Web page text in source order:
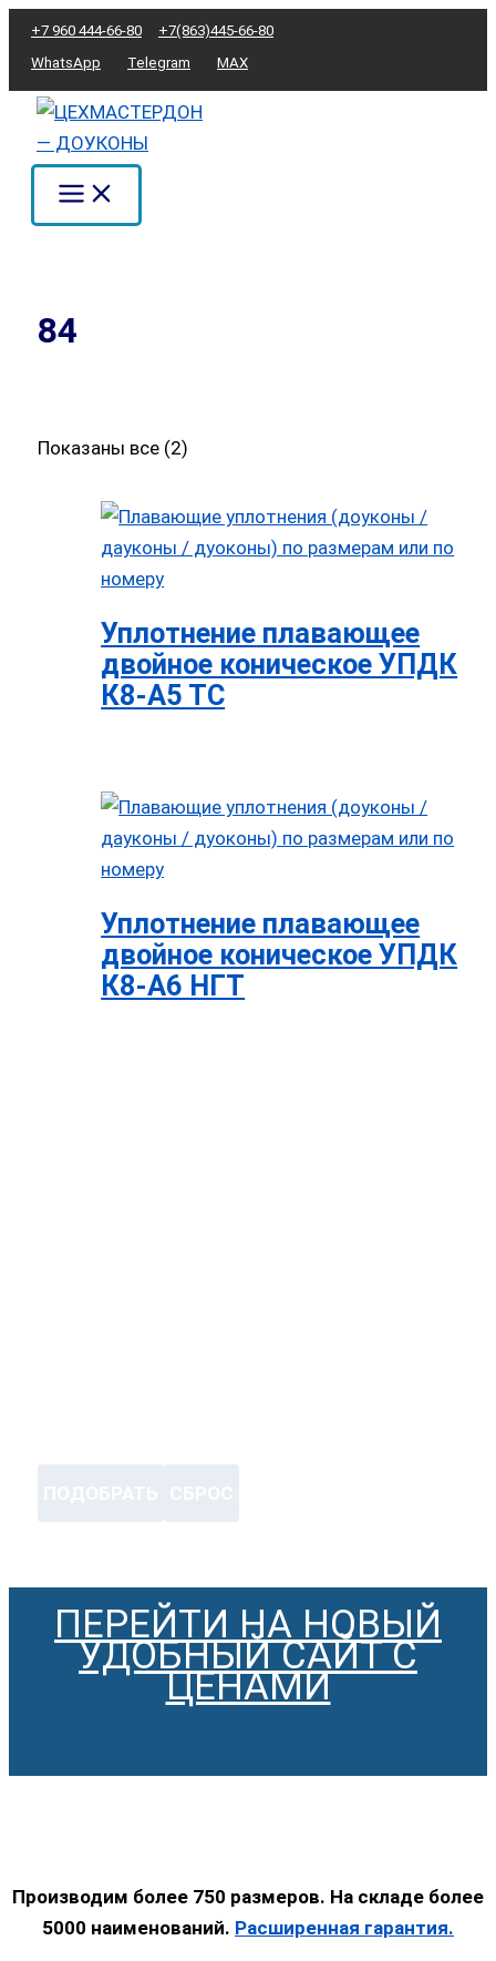
Перейти
содержимому
+7 960 444-66-80
+7(863)445-66-80
WhatsApp
Telegram MAX
84
Показаны все (2)
Сортировка:
по
популярности
Уплотнение плавающее
двойное коническое УПДК
К8-А5 ТС
Уплотнение плавающее
двойное коническое УПДК
К8-А6 НГТ
ПЕРЕЙТИ НА НОВЫЙ
УДОБНЫЙ САЙТ С
ЦЕНАМИ
Производим более 750 размеров. На складе более
5000 наименований. Расширенная гарантия.